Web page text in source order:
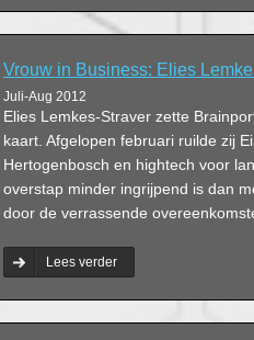
Vrouw in Business: Elies
Juli-Aug 2012
Elies Lemkes-Straver zette
kaart. Afgelopen februari ruilde zij
Hertogenbosch en hightech voor
overstap minder ingrijpend is dan
door de verrassende
Lees verder